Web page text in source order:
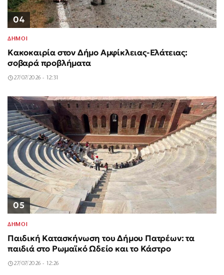
04
ΔΗΜΟΙ
Κακοκαιρία στον Δήμο Αμφίκλειας-Ελάτειας:
σοβαρά προβλήματα
27/07/2026 - 12:31
05
ΔΗΜΟΙ
Παιδική Κατασκήνωση του Δήμου Πατρέων: τα
παιδιά στο Ρωμαϊκό Ωδείο και το Κάστρο
27/07/2026 - 12:26